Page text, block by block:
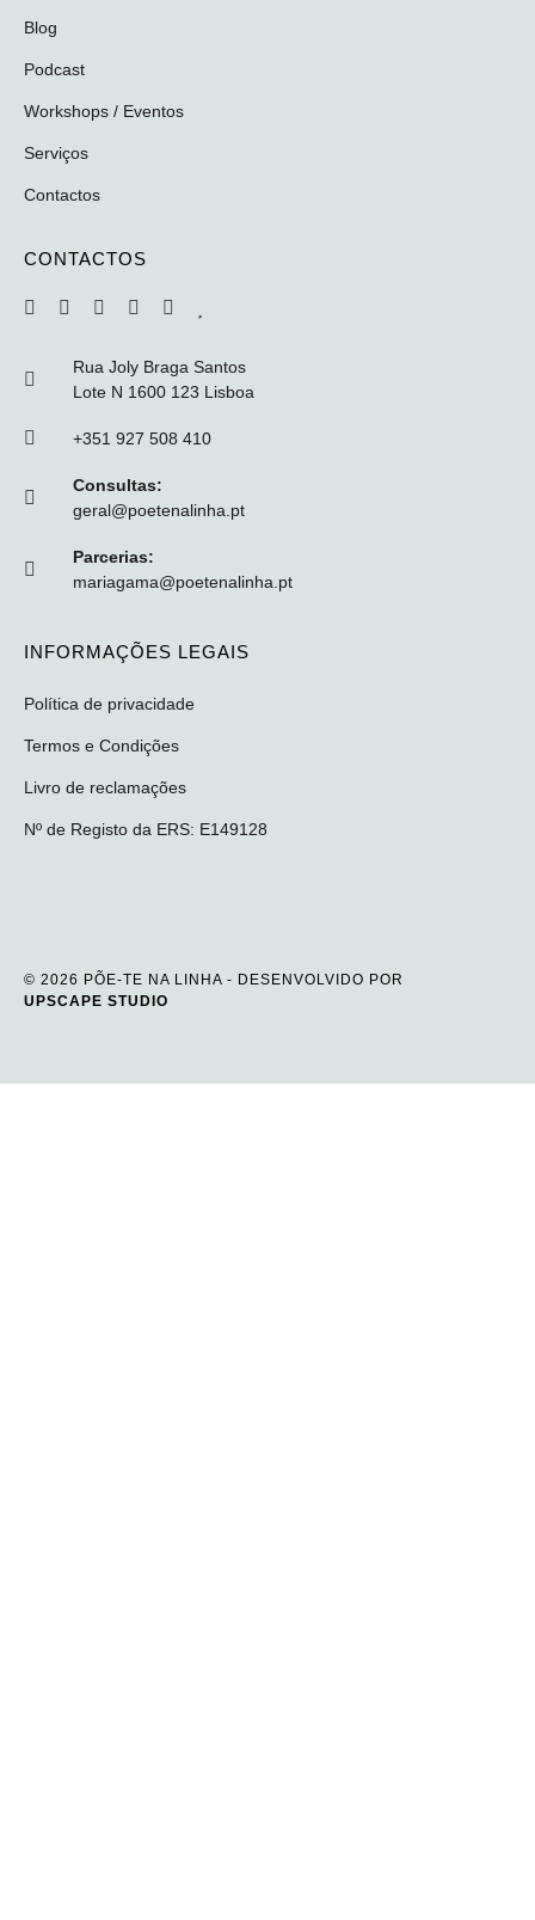
Blog
Podcast
Workshops / Eventos
Serviços
Contactos
CONTACTOS
Rua Joly Braga Santos
Lote N 1600 123 Lisboa
+351 927 508 410
Consultas:
geral@poetenalinha.pt
Parcerias:
mariagama@poetenalinha.pt
INFORMAÇÕES LEGAIS
Política de privacidade
Termos e Condições
Livro de reclamações
Nº de Registo da ERS: E149128
© 2026 PÕE-TE NA LINHA - DESENVOLVIDO POR
UPSCAPE STUDIO